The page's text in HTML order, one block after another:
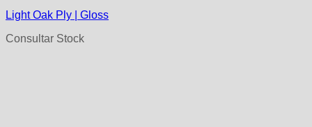
Light Oak Ply | Gloss
Consultar Stock